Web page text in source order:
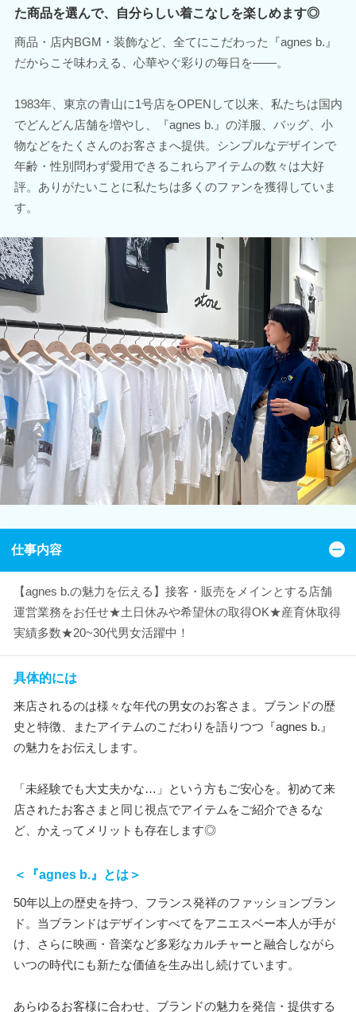
た商品を選んで、自分らしい着こなしを楽しめます◎
商品・店内BGM・装飾など、全てにこだわった『agnes b.』
だからこそ味わえる、心華やぐ彩りの毎日を――。
1983年、東京の青山に1号店をOPENして以来、私たちは国内
でどんどん店舗を増やし、『agnes b.』の洋服、バッグ、小
物などをたくさんのお客さまへ提供。シンプルなデザインで
年齢・性別問わず愛用できるこれらアイテムの数々は大好
評。ありがたいことに私たちは多くのファンを獲得していま
す。
仕事内容
【agnes b.の魅力を伝える】接客・販売をメインとする店舗
運営業務をお任せ★土日休みや希望休の取得OK★産育休取得
実績多数★20~30代男女活躍中！
具体的には
来店されるのは様々な年代の男女のお客さま。ブランドの歴
史と特徴、またアイテムのこだわりを語りつつ『agnes b.』
の魅力をお伝えします。
「未経験でも大丈夫かな…」という方もご安心を。初めて来
店されたお客さまと同じ視点でアイテムをご紹介できるな
ど、かえってメリットも存在します◎
＜『agnes b.』とは＞
50年以上の歴史を持つ、フランス発祥のファッションブラン
ド。当ブランドはデザインすべてをアニエスベー本人が手が
け、さらに映画・音楽など多彩なカルチャーと融合しながら
いつの時代にも新たな価値を生み出し続けています。
あらゆるお客様に合わせ、ブランドの魅力を発信・提供する